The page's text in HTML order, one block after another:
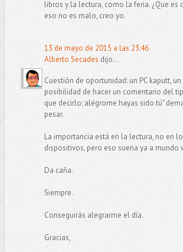
libros y la lectura, como la feria. ¿Que es
eso no es malo, creo yo.
13 de mayo de 2015 a las 23:46
Alberto Secades dijo...
Cuestión de oportunidad: un PC kaputt,
posibilidad de hacer un comentario del
que decirlo; alégrome hayas sido tú"
pesar.
La importancia está en la lectura, no en
dispositivos, pero eso suena ya a mundo
Da caña.
Siempre.
Conseguirás alegrarme el día.
Gracias,